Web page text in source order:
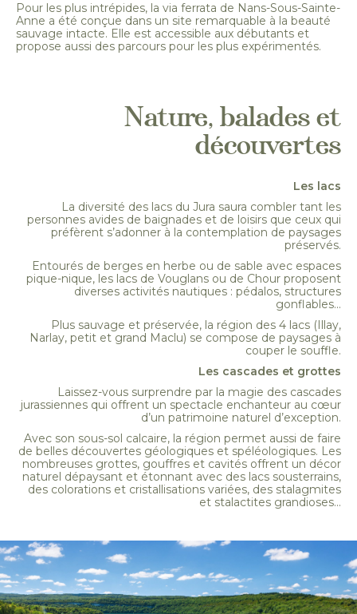
Pour les plus intrépides, la via ferrata de Nans-Sous-Sainte-
Anne a été conçue dans un site remarquable à la beauté
sauvage intacte. Elle est accessible aux débutants et
propose aussi des parcours pour les plus expérimentés.
Nature, balades et
découvertes
Les lacs
La diversité des lacs du Jura saura combler tant les
personnes avides de baignades et de loisirs que ceux qui
préfèrent s’adonner à la contemplation de paysages
préservés.
Entourés de berges en herbe ou de sable avec espaces
pique-nique, les lacs de Vouglans ou de Chour proposent
diverses activités nautiques : pédalos, structures
gonflables...
Plus sauvage et préservée, la région des 4 lacs (Illay,
Narlay, petit et grand Maclu) se compose de paysages à
couper le souffle.
Les cascades et grottes
Laissez-vous surprendre par la magie des cascades
jurassiennes qui offrent un spectacle enchanteur au cœur
d’un patrimoine naturel d’exception.
Avec son sous-sol calcaire, la région permet aussi de faire
de belles découvertes géologiques et spéléologiques. Les
nombreuses grottes, gouffres et cavités offrent un décor
naturel dépaysant et étonnant avec des lacs sousterrains,
des colorations et cristallisations variées, des stalagmites
et stalactites grandioses...